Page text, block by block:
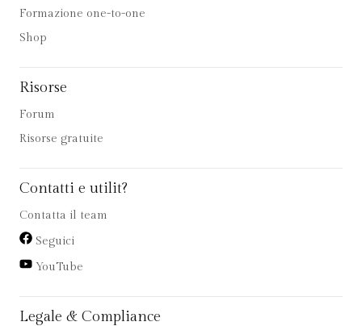
Formazione one-to-one
Shop
Risorse
Forum
Risorse gratuite
Contatti e utilit?
Contatta il team
Seguici
YouTube
Legale & Compliance